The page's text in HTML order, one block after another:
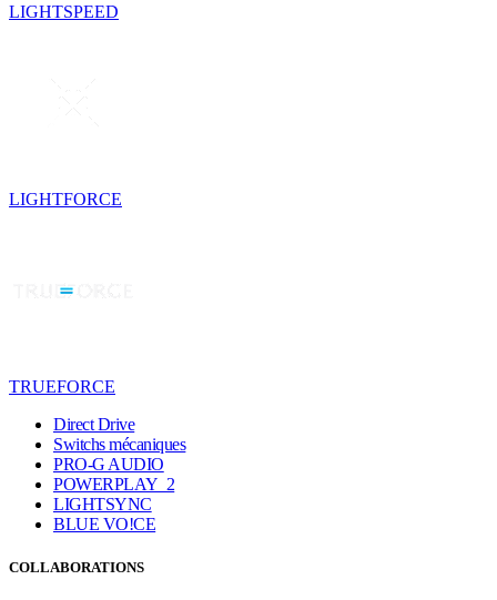
LIGHTSPEED
LIGHTFORCE
TRUEFORCE
Direct Drive
Switchs mécaniques
PRO-G AUDIO
POWERPLAY 2
LIGHTSYNC
BLUE VO!CE
COLLABORATIONS